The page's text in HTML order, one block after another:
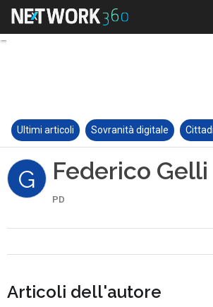
Ultimi articoli Sovranità digitale
G Federico Gelli
PD
Articoli dell'autore